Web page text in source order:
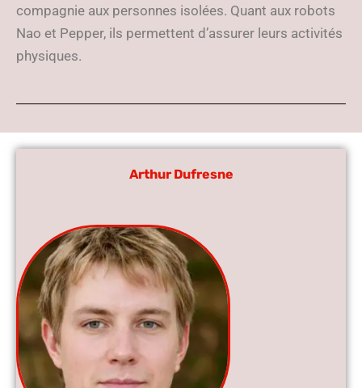
compagnie aux personnes isolées. Quant aux robots
Nao et Pepper, ils permettent d’assurer leurs activités
physiques.
Arthur Dufresne